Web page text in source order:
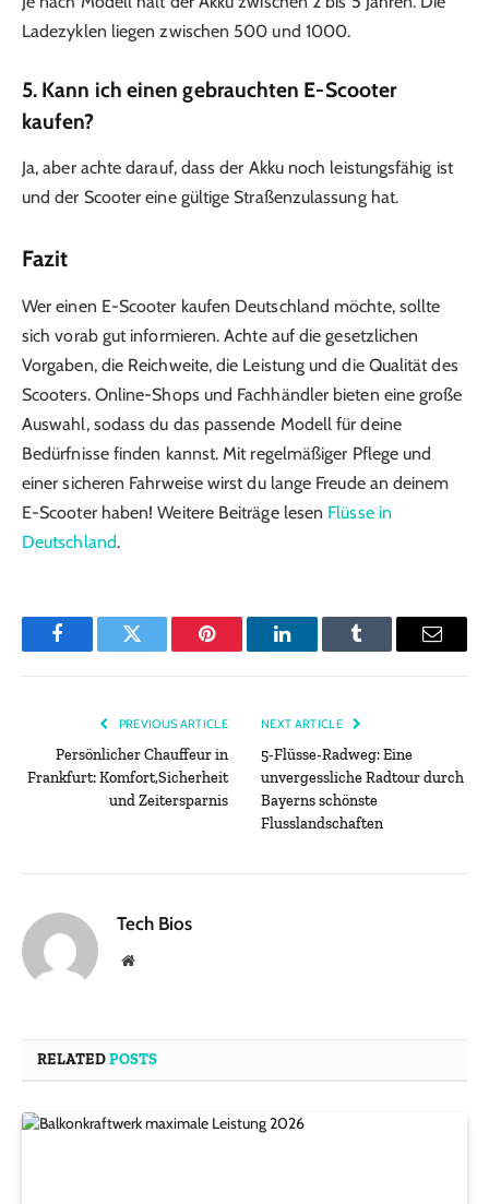
Ladezyklen liegen zwischen 500 und 1000.
5. Kann ich einen gebrauchten E-Scooter
kaufen?
Ja, aber achte darauf, dass der Akku noch leistungsfähig ist
und der Scooter eine gültige Straßenzulassung hat.
Fazit
Wer einen E-Scooter kaufen Deutschland möchte, sollte
sich vorab gut informieren. Achte auf die gesetzlichen
Vorgaben, die Reichweite, die Leistung und die Qualität des
Scooters. Online-Shops und Fachhändler bieten eine große
Auswahl, sodass du das passende Modell für deine
Bedürfnisse finden kannst. Mit regelmäßiger Pflege und
einer sicheren Fahrweise wirst du lange Freude an deinem
E-Scooter haben! Weitere Beiträge lesen Flüsse in
Deutschland.
FacebookTwitter Pinterest LinkedInTumblr Email
PREVIOUS ARTICLE
Persönlicher Chauffeur in
Frankfurt: Komfort,Sicherheit
und Zeitersparnis
NEXT ARTICLE
5-Flüsse-Radweg: Eine
unvergessliche Radtour durch
Bayerns schönste
Flusslandschaften
Tech Bios
Website
RELATEDPOSTS